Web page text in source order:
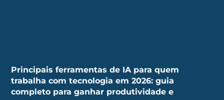
Principais ferramentas de IA para quem
trabalha com tecnologia em 2026: guia
completo para ganhar produtividade e